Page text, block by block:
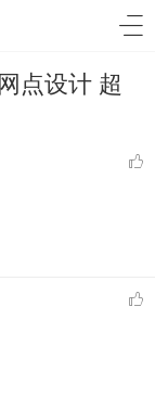
点设计 超